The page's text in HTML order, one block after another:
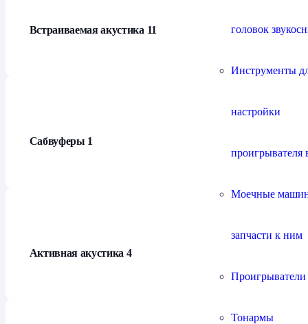
головок
Инструменты
настройки
проигрывателя
Моечные
запчасти к ним
Тонармы
Встраиваемая акустика 11
Сабвуферы 1
Активная акустика 4